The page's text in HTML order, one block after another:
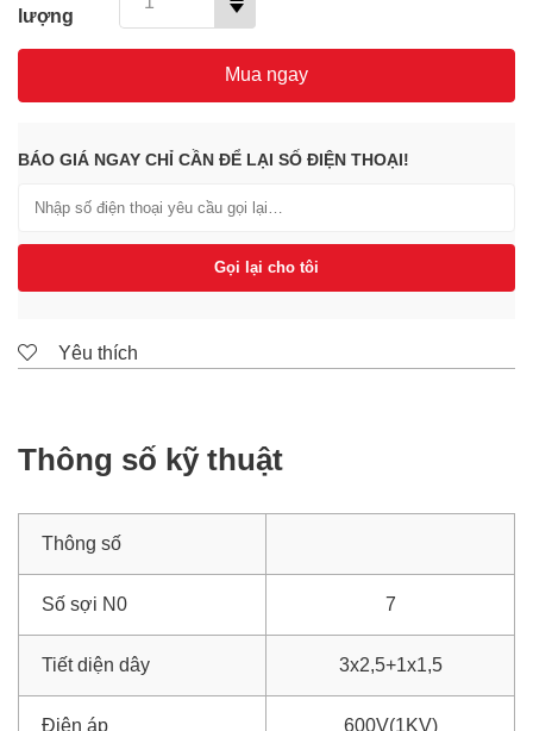
lượng
Mua ngay
BÁO GIÁ NGAY CHỈ CẦN ĐỂ LẠI SỐ ĐIỆN THOẠI!
Gọi lại cho tôi
Yêu thích
Thông số kỹ thuật
Thông số
Số sợi N0 7
Tiết diện dây 3x2,5+1x1,5
Điện áp 600V(1KV)